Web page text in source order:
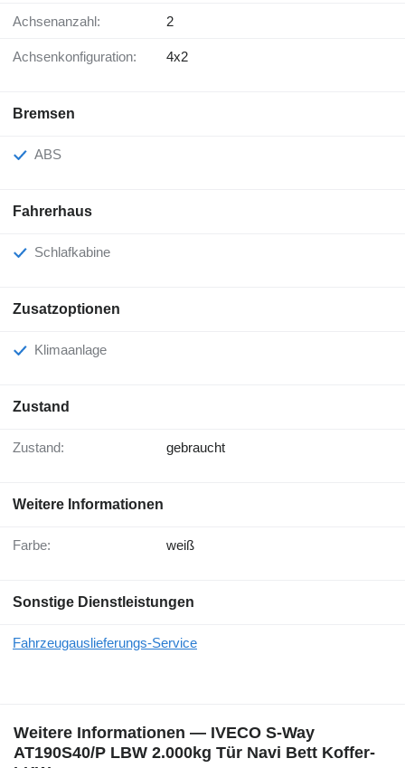
Achsenanzahl: 2
Achsenkonfiguration: 4x2
Bremsen
ABS
Fahrerhaus
Schlafkabine
Zusatzoptionen
Klimaanlage
Zustand
Zustand: gebraucht
Weitere Informationen
Farbe: weiß
Sonstige Dienstleistungen
Fahrzeugauslieferungs-Service
Weitere Informationen — IVECO S-Way
AT190S40/P LBW 2.000kg Tür Navi Bett Koffer-